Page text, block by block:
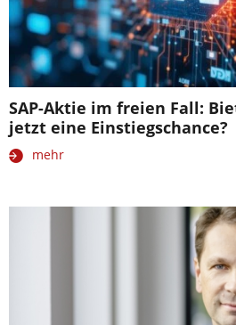
SAP-Aktie im freien Fall:
jetzt eine Einstiegschance?
mehr